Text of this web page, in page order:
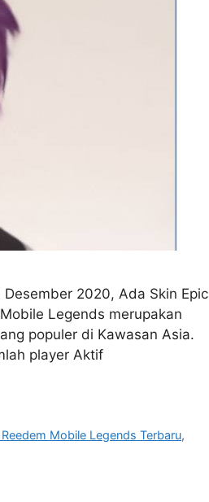
2020, Ada Skin Epic
Legends merupakan
populer di Kawasan Asia.
player Aktif
Reedem Mobile Legends Terbaru,